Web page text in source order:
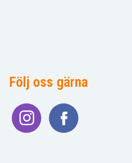
Följ oss gärna